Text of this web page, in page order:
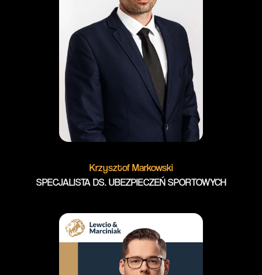
Krzysztof Markowski
SPECJALISTA DS. UBEZPIECZEŃ SPORTOWYCH